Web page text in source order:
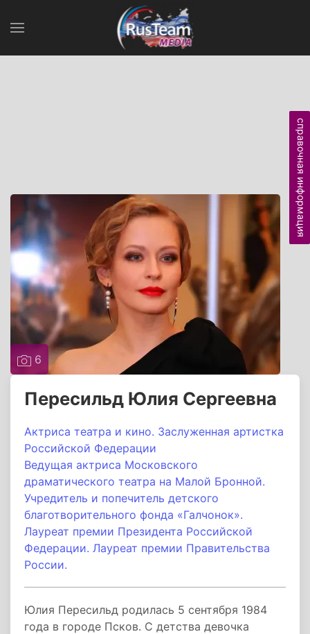
6
Пересильд Юлия Сергеевна
Актриса театра и кино. Заслуженная артистка
Российской Федерации
Ведущая актриса Московского
драматического театра на Малой Бронной.
Учредитель и попечитель детского
благотворительного фонда «Галчонок».
Лауреат премии Президента Российской
Федерации. Лауреат премии Правительства
России.
Юлия Пересильд родилась 5 сентября 1984
года в городе Псков. С детства девочка
справочная информация